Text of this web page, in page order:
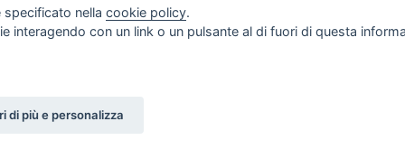
nella cookie policy.
interagendo con un link o un pulsante al di fuori di questa
di più e personalizza